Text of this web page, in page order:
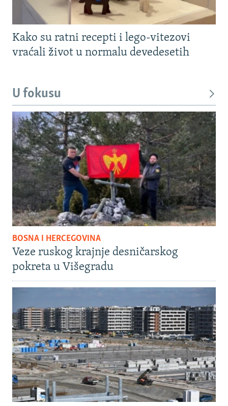
Kako su ratni recepti i lego-vitezovi
vraćali život u normalu devedesetih
U fokusu
BOSNA I HERCEGOVINA
Veze ruskog krajnje desničarskog
pokreta u Višegradu